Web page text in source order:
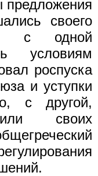
предложения
своего
с одной
условиям
роспуска
и уступки
с другой,
своих